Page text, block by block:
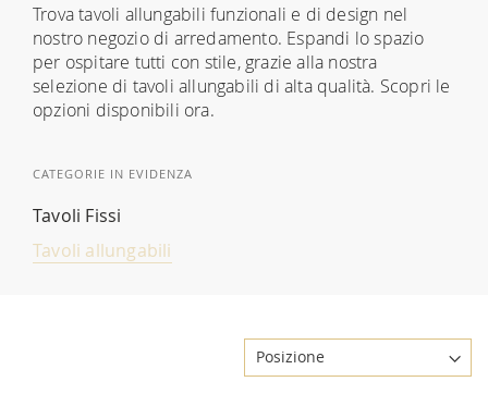
Trova tavoli allungabili funzionali e di design nel
nostro negozio di arredamento. Espandi lo spazio
per ospitare tutti con stile, grazie alla nostra
selezione di tavoli allungabili di alta qualità. Scopri le
opzioni disponibili ora.
CATEGORIE IN EVIDENZA
Tavoli Fissi
Tavoli allungabili